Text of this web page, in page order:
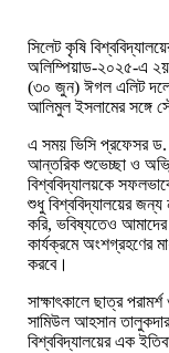
সিলেট কৃষি
অলিম্পিয়াড-২০২৫-এ
(৩০ জুন) ঈগল এলিট
আলিমুল ইসলামের সঙ্গে
এ সময় ভিসি প্রফেসর ড.
আন্তরিক শুভেচ্ছা ও
বিশ্ববিদ্যালয়কে
শুধু বিশ্ববিদ্যালয়ের জন্য
করি, ভবিষ্যতেও আমাদের
কার্যক্রমে অংশগ্রহণের
করবে।
সাক্ষাৎকালে ছাত্র পরামর্শ
সামিউল আহসান তালুকদার
বিশ্ববিদ্যালয়ের এক